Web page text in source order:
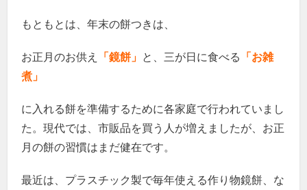
もともとは、年末の餅つきは、
お正月のお供え 「鏡餅」 と、三が日に食べる
「お雑
煮」
に入れる餅を準備するために各家庭で行われていまし
た。現代では、市販品を買う人が増えましたが、お正
月の餅の習慣はまだ健在です。
最近は、プラスチック製で毎年使える作り物鏡餅、な